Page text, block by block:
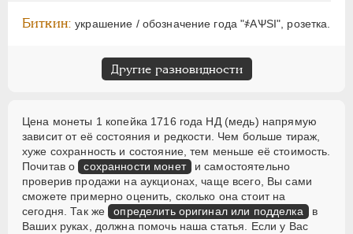
Биткин: украшение / обозначение года "҂АѰSI", розетка.
Другие разновидности
Цена монеты 1 копейка 1716 года НД (медь) напрямую
зависит от её состояния и редкости. Чем больше тираж,
хуже сохранность и состояние, тем меньше её стоимость.
Почитав о сохранности монет и самостоятельно
проверив продажи на аукционах, чаще всего, Вы сами
сможете примерно оценить, сколько она стоит на
сегодня. Так же определить оригинал или подделка в
Ваших руках, должна помочь наша статья. Если у Вас